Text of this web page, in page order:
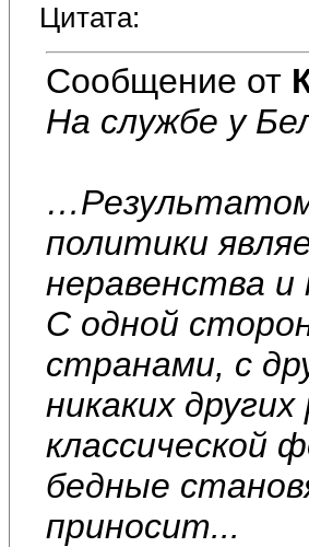
Цитата:
Сообщение от
На службе у
…Результатом
политики
неравенства
С одной
странами, с
никаких
классической
бедные
приносит...